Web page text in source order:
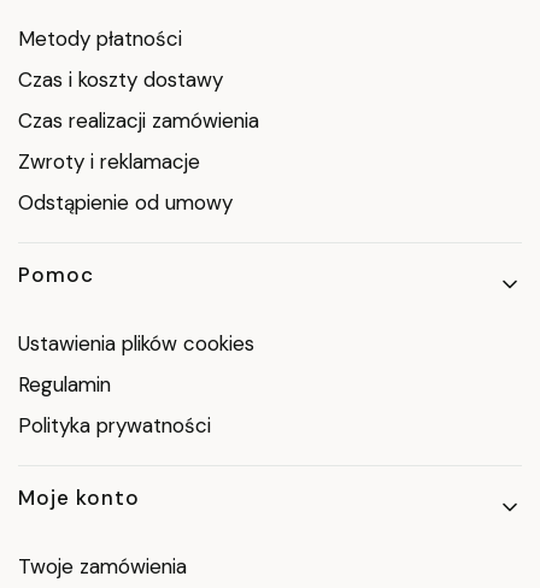
Metody płatności
Czas i koszty dostawy
Czas realizacji zamówienia
Zwroty i reklamacje
Odstąpienie od umowy
Pomoc
Ustawienia plików cookies
Regulamin
Polityka prywatności
Moje konto
Twoje zamówienia